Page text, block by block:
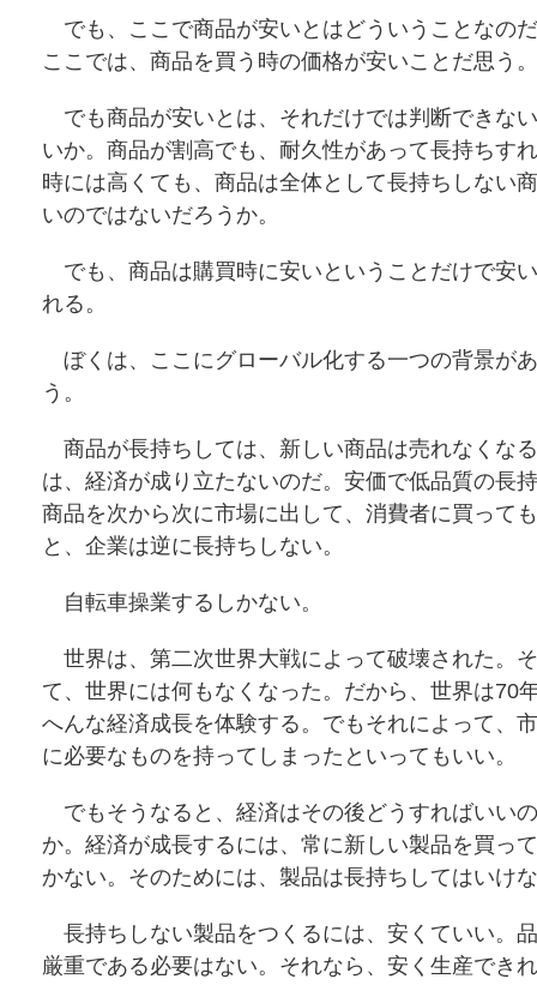
でも、ここで商品が安いとはどういうことなの
ここでは、商品を買う時の価格が安いことだ思う。
でも商品が安いとは、それだけでは判断できな
いか。商品が割高でも、耐久性があって長持ちす
時には高くても、商品は全体として長持ちしない
いのではないだろうか。
でも、商品は購買時に安いということだけで安
れる。
ぼくは、ここにグローバル化する一つの背景が
う。
商品が長持ちしては、新しい商品は売れなくな
は、経済が成り立たないのだ。安価で低品質の長
商品を次から次に市場に出して、消費者に買って
と、企業は逆に長持ちしない。
自転車操業するしかない。
世界は、第二次世界大戦によって破壊された。
て、世界には何もなくなった。だから、世界は70
へんな経済成長を体験する。でもそれによって、
に必要なものを持ってしまったといってもいい。
でもそうなると、経済はその後どうすればいい
か。経済が成長するには、常に新しい製品を買っ
かない。そのためには、製品は長持ちしてはいけ
長持ちしない製品をつくるには、安くていい。
厳重である必要はない。それなら、安く生産でき